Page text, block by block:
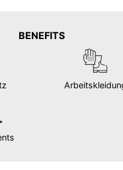
BENEFITS